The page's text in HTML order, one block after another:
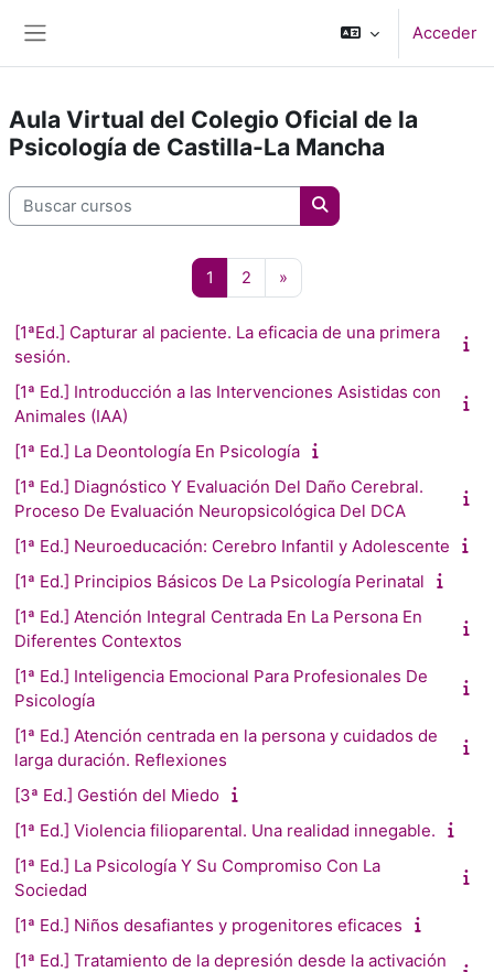
Acceder
Aula Virtual del Colegio Oficial de la
Psicología de Castilla-La Mancha
Buscar cursos
Buscar cursos
1 Página 1
2 Página 2
»
[1ªEd.] Capturar al paciente. La eficacia de una primera
sesión.
[1ª Ed.] Introducción a las Intervenciones Asistidas con
Animales (IAA)
[1ª Ed.] La Deontología En Psicología
[1ª Ed.] Diagnóstico Y Evaluación Del Daño Cerebral.
Proceso De Evaluación Neuropsicológica Del DCA
[1ª Ed.] Neuroeducación: Cerebro Infantil y Adolescente
[1ª Ed.] Principios Básicos De La Psicología Perinatal
[1ª Ed.] Atención Integral Centrada En La Persona En
Diferentes Contextos
[1ª Ed.] Inteligencia Emocional Para Profesionales De
Psicología
[1ª Ed.] Atención centrada en la persona y cuidados de
larga duración. Reflexiones
[3ª Ed.] Gestión del Miedo
[1ª Ed.] Violencia filioparental. Una realidad innegable.
[1ª Ed.] La Psicología Y Su Compromiso Con La
Sociedad
[1ª Ed.] Niños desafiantes y progenitores eficaces
[1ª Ed.] Tratamiento de la depresión desde la activación